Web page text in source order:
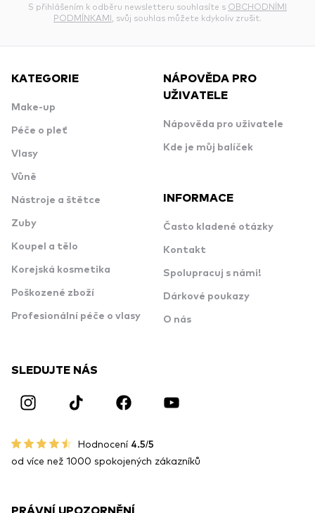
S přihlášením k odběru newsletteru souhlasíte s OBCHODNÍMI
PODMÍNKAMI , svůj souhlas můžete kdykoliv zrušit.
KATEGORIE
Make-up
Péče o pleť
Vlasy
Vůně
Nástroje a štětce
Zuby
Koupel a tělo
Korejská kosmetika
Poškozené zboží
Profesionální péče o vlasy
NÁPOVĚDA PRO
UŽIVATELE
Nápověda pro uživatele
Kde je můj balíček
INFORMACE
Často kladené otázky
Kontakt
Spolupracuj s námi!
Dárkové poukazy
O nás
SLEDUJTE NÁS
Hodnocení 4.5/5
od více než 1000 spokojených zákazníků
PRÁVNÍ UPOZORNĚNÍ